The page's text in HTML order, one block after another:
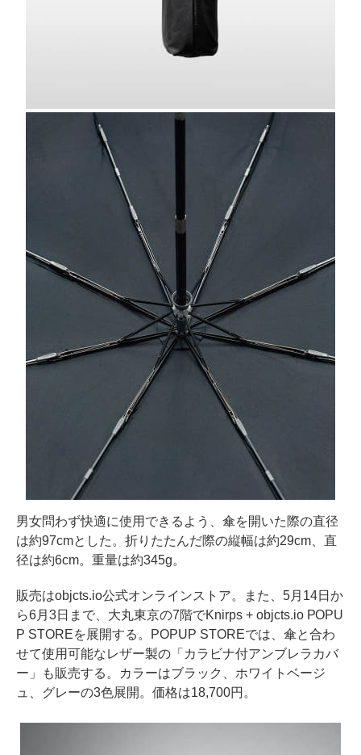
男女問わず快適に使用できるよう、傘を開いた際の直径
は約97cmとした。折りたたんだ際の縦幅は約29cm、直
径は約6cm。重量は約345g。
販売はobjcts.io公式オンラインストア。また、5月14日か
ら6月3日まで、大丸東京の7階でKnirps + objcts.io POPU
P STOREを展開する。POPUP STOREでは、傘と合わ
せて使用可能なレザー製の「カラビナ付アンブレラカバ
ー」も販売する。カラーはブラック、ホワイトベージ
ュ、グレーの3色展開。価格は18,700円。